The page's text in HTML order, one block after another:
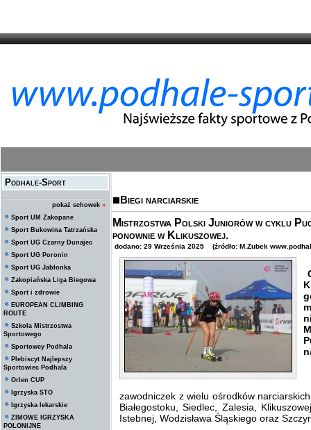
Podhale-Sport
pokaż schowek »
Sport UM Zakopane
Sport Bukowina Tatrzańska
Sport UG Czarny Dunajec
Sport UG Poronin
Sport UG Jabłonka
Zakopiańska Liga Biegowa
Sport i zdrowie
EUROPEAN CLIMBING
ROUTE
Szkoła Mistrzostwa
Sportowego
Sportowcy Podhala
Plebiscyt Najlepszy
Sportowiec Podhala
Orlen CUP
Igrzyska STO
Igrzyska lekarskie
ZIMOWE IGRZYSKA
POLONIJNE
Biegi narciarskie
Mistrzostwa Polski Juniorów w cyklu
ponownie w Klikuszowej.
dodano: 29 Września 2025 (źródło: M.Zubek
zawodniczek z wielu ośrodków
Białegostoku, Siedlec, Zalesia,
Istebnej, Wodzisława Śląskiego oraz